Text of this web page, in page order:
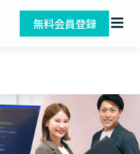
無料会員登録